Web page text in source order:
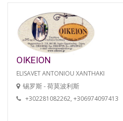
OIKEION
ELISAVET ANTONIOU XANTHAKI
锡罗斯 - 荷莫波利斯
+302281082262, +306974097413